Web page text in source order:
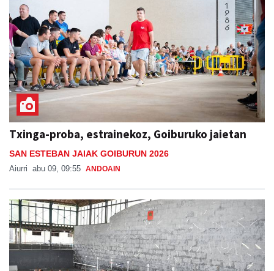
Txinga-proba, estrainekoz, Goiburuko jaietan
SAN ESTEBAN JAIAK GOIBURUN 2026
Aiurri abu 09, 09:55 ANDOAIN